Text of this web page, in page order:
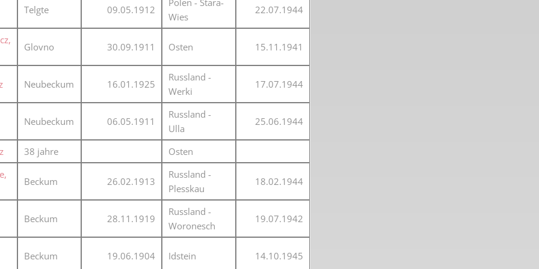
Jüdischer Friedhof
Denkmal-Liste A
Denkmal-Liste B
Denkmal_Liste weitere
Denkmal-Liste Naturdenkmal
Plakate
Postkarten
öffentliche Gebäude
Prudentiaschule
Strassen
Totenzettel
Totenzettel Bürger
Totenzettel Soldaten
Gefallenen und Vermißte 2. Weltkrieg
Filmarchiv
Begegnungen im Blumenthal
Historische Filme
Telgte 09.05.1912
Polen - Stara-
Wies
22.07.1944
Glovno 30.09.1911 Osten 15.11.1941
Neubeckum 16.01.1925
Russland -
Werki
17.07.1944
Neubeckum 06.05.1911
Russland -
Ulla
25.06.1944
38 jahre
Osten
Beckum 26.02.1913
Russland -
Plesskau
18.02.1944
Beckum 28.11.1919
Russland -
Woronesch
19.07.1942
Beckum 19.06.1904 Idstein 14.10.1945